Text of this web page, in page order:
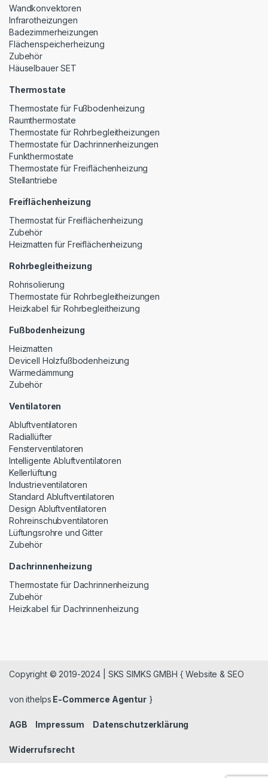
Wandkonvektoren
Infrarotheizungen
Badezimmerheizungen
Flächenspeicherheizung
Zubehör
Häuselbauer SET
Thermostate
Thermostate für Fußbodenheizung
Raumthermostate
Thermostate für Rohrbegleitheizungen
Thermostate für Dachrinnenheizungen
Funkthermostate
Thermostate für Freiflächenheizung
Stellantriebe
Freiflächenheizung
Thermostat für Freiflächenheizung
Zubehör
Heizmatten für Freiflächenheizung
Rohrbegleitheizung
Rohrisolierung
Thermostate für Rohrbegleitheizungen
Heizkabel für Rohrbegleitheizung
Fußbodenheizung
Heizmatten
Devicell Holzfußbodenheizung
Wärmedämmung
Zubehör
Ventilatoren
Abluftventilatoren
Radiallüfter
Fensterventilatoren
Intelligente Abluftventilatoren
Kellerlüftung
Industrieventilatoren
Standard Abluftventilatoren
Design Abluftventilatoren
Rohreinschubventilatoren
Lüftungsrohre und Gitter
Zubehör
Dachrinnenheizung
Thermostate für Dachrinnenheizung
Zubehör
Heizkabel für Dachrinnenheizung
Copyright © 2019-2024 | SKS SIMKS GMBH { Website & SEO
von ithelps E-Commerce Agentur}
AGB Impressum Datenschutzerklärung
Widerrufsrecht